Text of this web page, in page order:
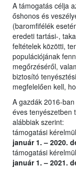
A támogatás célja
őshonos és
(baromfifélék
eredeti tartási-,
feltételek közötti,
populációjának
megőrzéséről,
biztosító
megfelelően kell,
A gazdák 2016-
éves tenyészetben
alábbiak szerint:
támogatási
január 1. – 2020.
támogatási
január 1. – 2021.